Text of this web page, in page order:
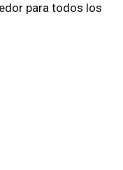
para todos los